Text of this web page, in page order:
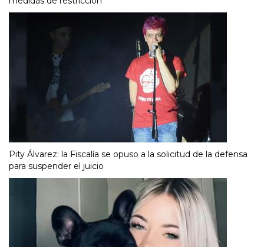
Pity Álvarez: la Fiscalía se opuso a la solicitud de la defensa
para suspender el juicio